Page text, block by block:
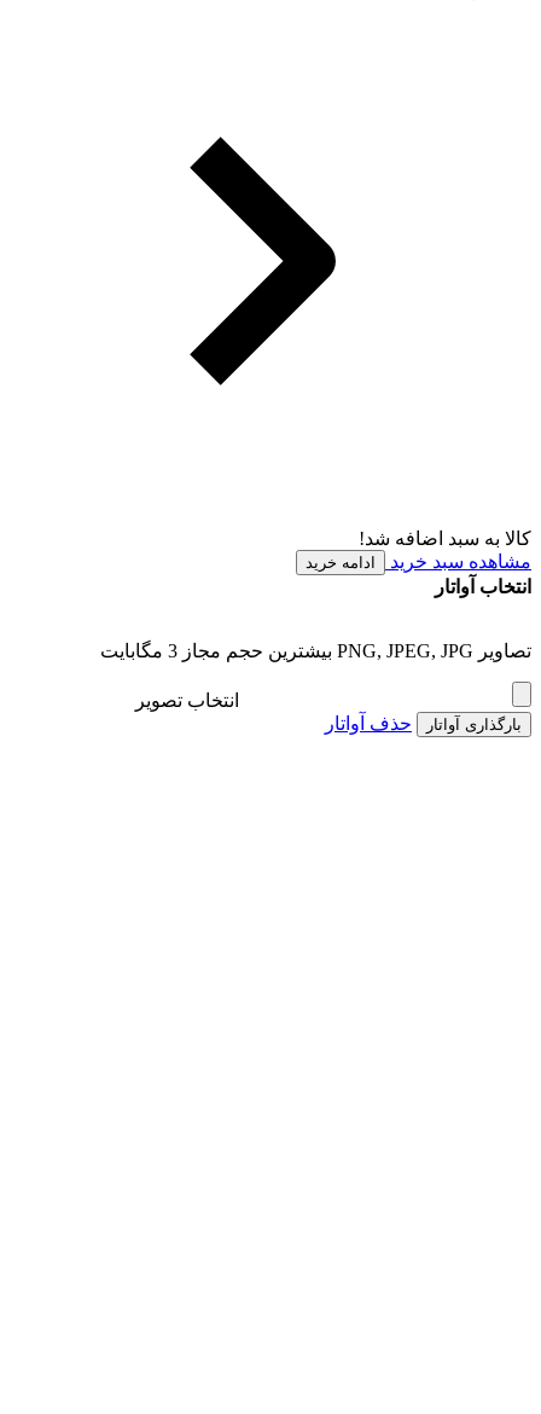
کالا به سبد اضافه شد!
مشاهده سبد خرید
ادامه خرید
انتخاب آواتار
تصاویر PNG, JPEG, JPG بیشترین حجم مجاز 3 مگابایت
انتخاب تصویر
بارگذاری آواتار حذف آواتار